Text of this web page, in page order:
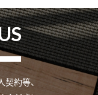
約等、